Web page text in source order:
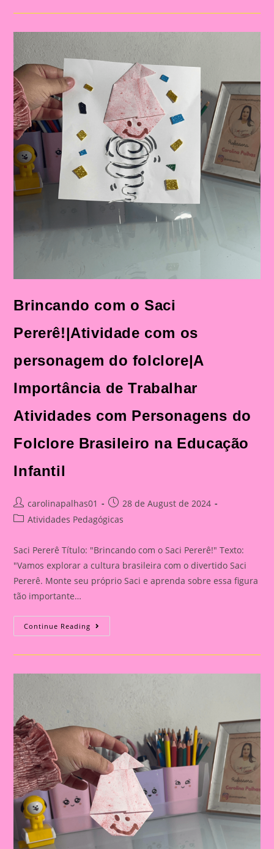
Os
Personagem
Folclore|A
Importância
Trabalhar
Atividades
Com
Personagens
Folclore
Brasileiro
Educação
Infantil
Brincando com o Saci
Pererê!|Atividade com os
personagem do folclore|A
Importância de Trabalhar
Atividades com Personagens do
Folclore Brasileiro na Educação
Infantil
Post
author:
carolinapalhas01
Post
published:
28 de August de 2024
PostAtividades Pedagógicas
Saci Pererê Título: "Brincando com o Saci Pererê!" Texto:
"Vamos explorar a cultura brasileira com o divertido Saci
Pererê. Monte seu próprio Saci e aprenda sobre essa figura
tão importante…
Continue Reading Brincando
Com
Os
Folclore|A
Trabalhar
Atividades
Com
Personagens
Do
Folclore
Brasileiro
Na
Educação
Infantil